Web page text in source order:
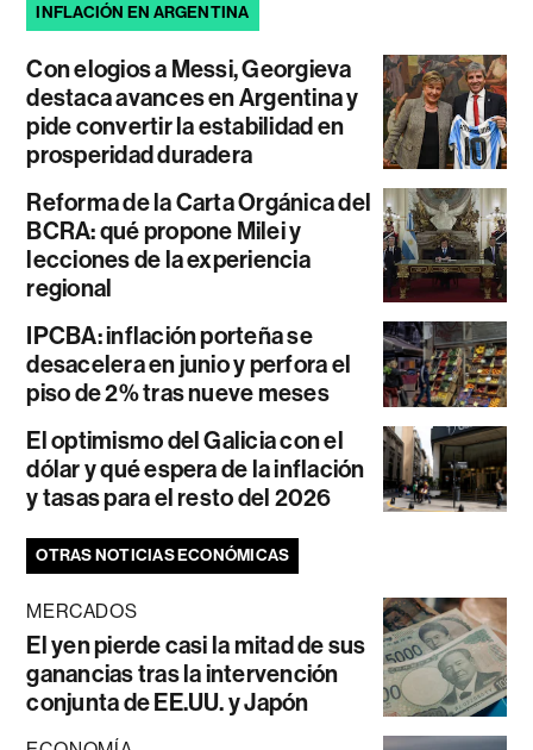
INFLACIÓN EN ARGENTINA
Con elogios a Messi, Georgieva
destaca avances en Argentina y
pide convertir la estabilidad en
prosperidad duradera
Reforma de la Carta Orgánica del
BCRA: qué propone Milei y
lecciones de la experiencia
regional
IPCBA: inflación porteña se
desacelera en junio y perfora el
piso de 2% tras nueve meses
El optimismo del Galicia con el
dólar y qué espera de la inflación
y tasas para el resto del 2026
OTRAS NOTICIAS ECONÓMICAS
MERCADOS
El yen pierde casi la mitad de sus
ganancias tras la intervención
conjunta de EE.UU. y Japón